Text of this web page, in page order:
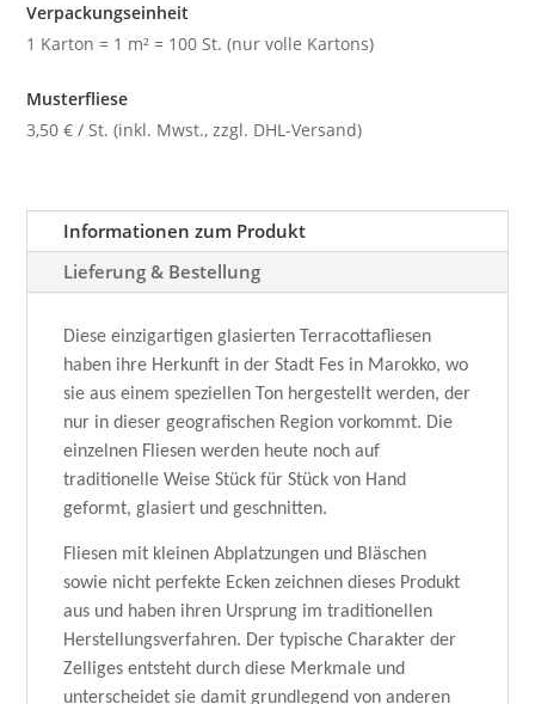
Verpackungseinheit
1 Karton = 1 m² = 100 St. (nur volle Kartons)
Musterfliese
3,50 € / St. (inkl. Mwst., zzgl. DHL-Versand)
Informationen zum Produkt
Lieferung & Bestellung
Diese einzigartigen glasierten Terracottafliesen
haben ihre Herkunft in der Stadt Fes in Marokko, wo
sie aus einem speziellen Ton hergestellt werden, der
nur in dieser geografischen Region vorkommt. Die
einzelnen Fliesen werden heute noch auf
traditionelle Weise Stück für Stück von Hand
geformt, glasiert und geschnitten.
Fliesen mit kleinen Abplatzungen und Bläschen
sowie nicht perfekte Ecken zeichnen dieses Produkt
aus und haben ihren Ursprung im traditionellen
Herstellungsverfahren. Der typische Charakter der
Zelliges entsteht durch diese Merkmale und
unterscheidet sie damit grundlegend von anderen